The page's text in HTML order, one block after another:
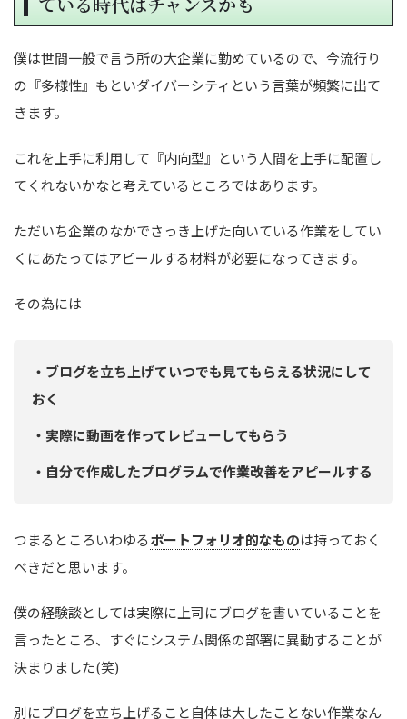
僕は世間一般で言う所の大企業に勤めているので、今流行り
の『多様性』もといダイバーシティという言葉が頻繁に出て
きます。
これを上手に利用して『内向型』という人間を上手に配置し
てくれないかなと考えているところではあります。
ただいち企業のなかでさっき上げた向いている作業をしてい
くにあたってはアピールする材料が必要になってきます。
その為には
・ブログを立ち上げていつでも見てもらえる状況にして
おく
・実際に動画を作ってレビューしてもらう
・自分で作成したプログラムで作業改善をアピールする
つまるところいわゆるポートフォリオ的なものは持っておく
べきだと思います。
僕の経験談としては実際に上司にブログを書いていることを
言ったところ、すぐにシステム関係の部署に異動することが
決まりました(笑)
別にブログを立ち上げること自体は大したことない作業なん